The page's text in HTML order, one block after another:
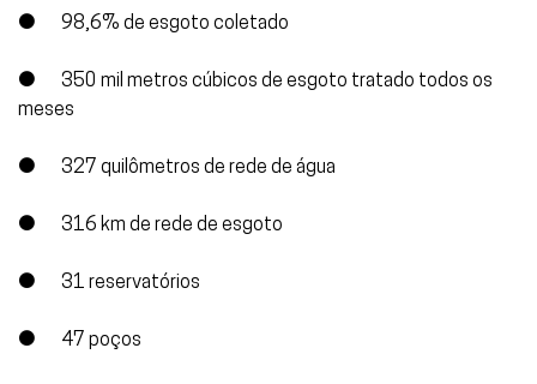
● 98,6% de esgoto coletado
● 350 mil metros cúbicos de esgoto tratado todos os
meses
● 327 quilômetros de rede de água
● 316 km de rede de esgoto
● 31 reservatórios
● 47 poços